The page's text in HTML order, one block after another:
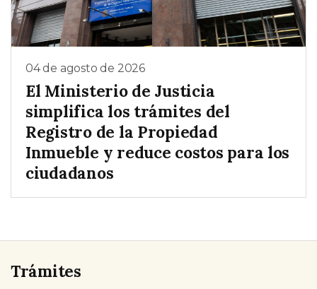
04 de agosto de 2026
El Ministerio de Justicia
simplifica los trámites del
Registro de la Propiedad
Inmueble y reduce costos para los
ciudadanos
Trámites